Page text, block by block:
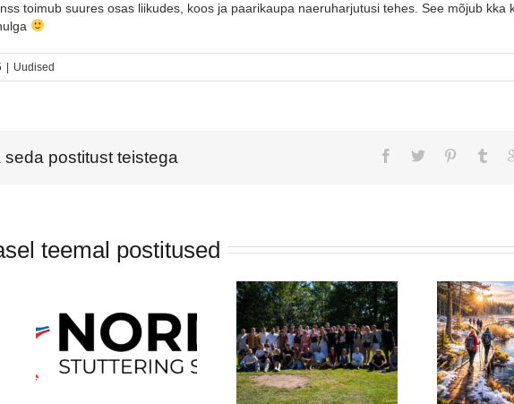
toimub suures osas liikudes, koos ja paarikaupa naeruharjutusi tehes. See mõjub kka
Uudised
seda postitust teistega
teemal postitused
noortevahetus
“Creating Waves”
kogelevatele
Norra allikate
eneseabi matk!